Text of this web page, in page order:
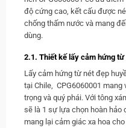
độ cứng cao, kết cấu được
chống thấm nước và mang
dùng.
2.1. Thiết kế lấy cảm hứng
Lấy cảm hứng từ nét đẹp
tại Chile, CPG6060001
trọng và quý phái. Với tông
sẽ là 1 sự lựa chọn hoàn hảo
mang lại cảm giác xa hoa cho